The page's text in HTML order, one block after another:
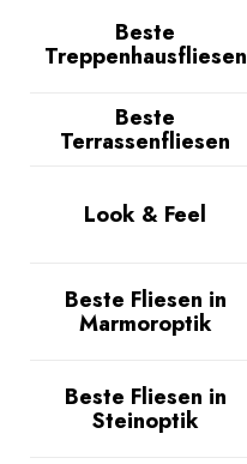
Beste
Treppenhausfliesen
Beste
Terrassenfliesen
Look & Feel
Beste Fliesen in
Marmoroptik
Beste Fliesen in
Steinoptik